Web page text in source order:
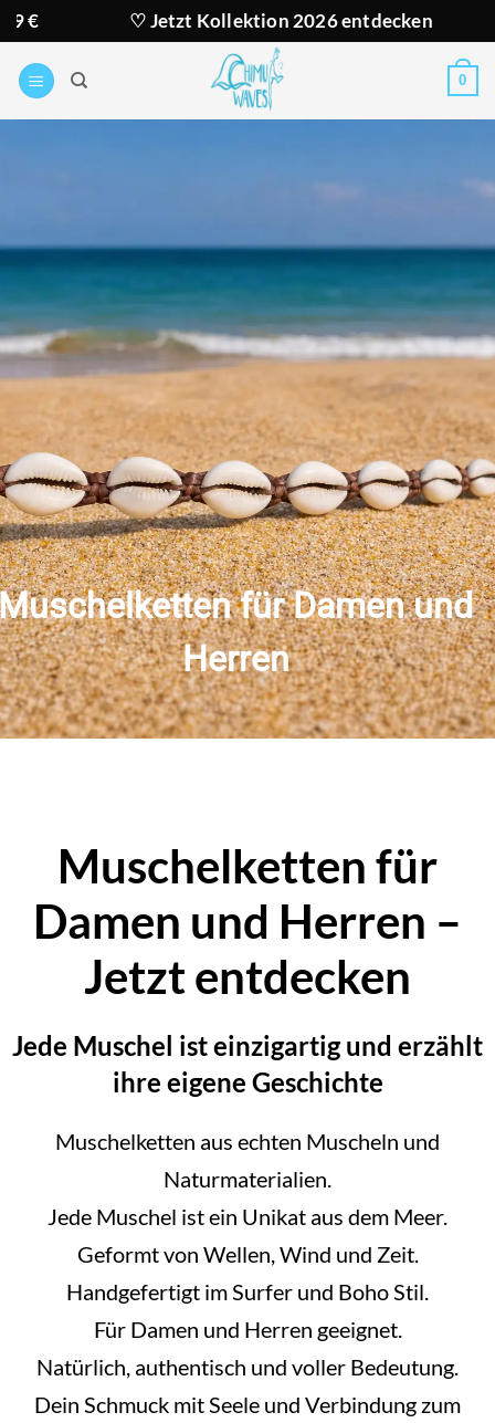
Zum
Inhalt
springen
♡ Jetzt Kollektion 2026 entdecken
0
für Damen und
Herren
Muschelketten für
Damen und Herren –
Jetzt entdecken
Jede Muschel ist einzigartig und erzählt
ihre eigene Geschichte
Muschelketten aus echten Muscheln und
Naturmaterialien.
Jede Muschel ist ein Unikat aus dem Meer.
Geformt von Wellen, Wind und Zeit.
Handgefertigt im Surfer und Boho Stil.
Für Damen und Herren geeignet.
Natürlich, authentisch und voller Bedeutung.
Dein Schmuck mit Seele und Verbindung zum